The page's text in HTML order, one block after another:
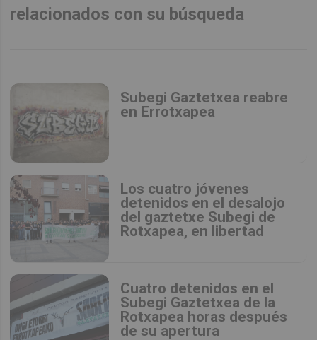
relacionados con su búsqueda
Subegi Gaztetxea reabre
en Errotxapea
Los cuatro jóvenes
detenidos en el desalojo
del gaztetxe Subegi de
Rotxapea, en libertad
Cuatro detenidos en el
Subegi Gaztetxea de la
Rotxapea horas después
de su apertura